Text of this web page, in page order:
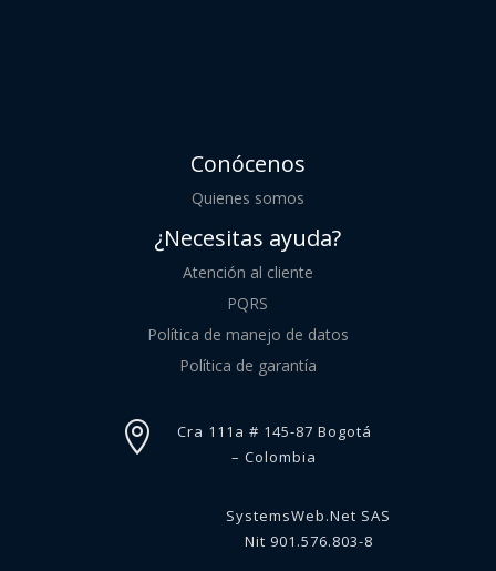
Conócenos
Quienes somos
¿Necesitas ayuda?
Atención al cliente
PQRS
Política de manejo de datos
Política de garantía

Cra 111a # 145-87 Bogotá
– Colombia
SystemsWeb.Net SAS
Nit 901.576.803-8